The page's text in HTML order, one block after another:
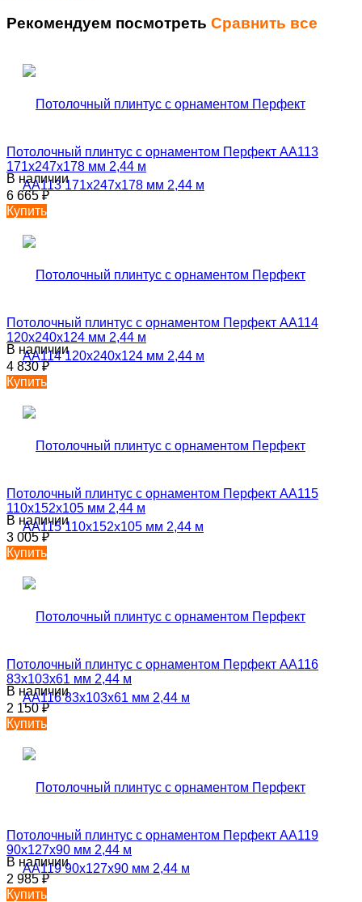
Рекомендуем посмотреть Сравнить все
Потолочный плинтус с орнаментом Перфект AA113
171х247х178 мм 2,44 м
В наличии
6 665₽
Купить
Потолочный плинтус с орнаментом Перфект AA114
120х240х124 мм 2,44 м
В наличии
4 830₽
Купить
Потолочный плинтус с орнаментом Перфект AA115
110х152х105 мм 2,44 м
В наличии
3 005₽
Купить
Потолочный плинтус с орнаментом Перфект AA116
83х103х61 мм 2,44 м
В наличии
2 150₽
Купить
Потолочный плинтус с орнаментом Перфект AA119
90х127х90 мм 2,44 м
В наличии
2 985₽
Купить